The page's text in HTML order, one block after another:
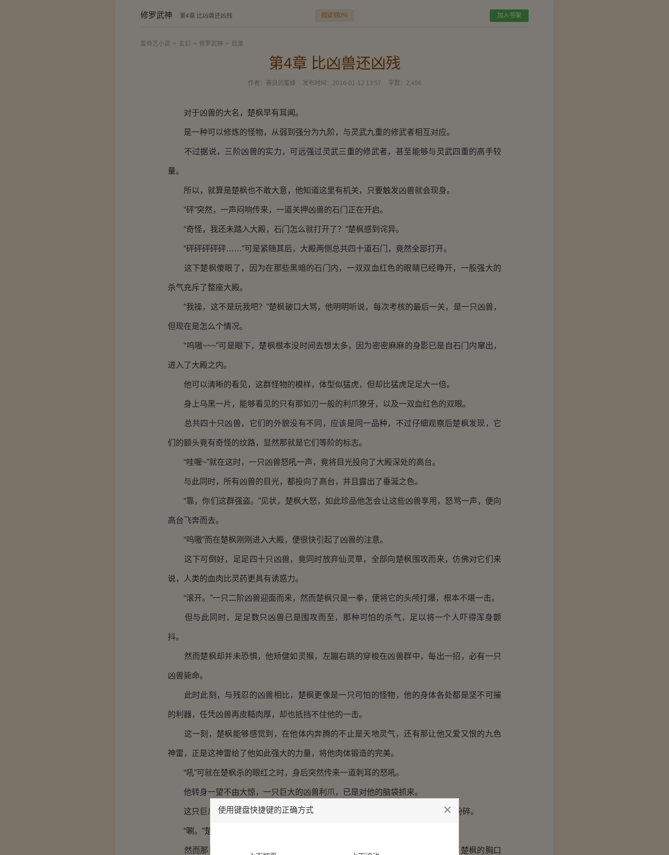
修罗武神 第4章 比凶兽还凶残 阅读到0% 加入书架
爱奇艺小说 > 玄幻 > 修罗武神 > 目录
第4章 比凶兽还凶残
作者： 善良的蜜蜂 发布时间： 2016-01-12 13:57 字数： 2,496
对于凶兽的大名，楚枫早有耳闻。
是一种可以修炼的怪物，从弱到强分为九阶，与灵武九重的修武者相互对应。
不过据说，三阶凶兽的实力，可远强过灵武三重的修武者，甚至能够与灵武四重的高手较
量。
所以，就算是楚枫也不敢大意，他知道这里有机关，只要触发凶兽就会现身。
“砰”突然，一声闷响传来，一道关押凶兽的石门正在开启。
“奇怪，我还未踏入大殿，石门怎么就打开了？”楚枫感到诧异。
“砰砰砰砰砰……”可是紧随其后，大殿两侧总共四十道石门，竟然全部打开。
这下楚枫傻眼了，因为在那些黑暗的石门内，一双双血红色的眼睛已经睁开，一股强大的
杀气充斥了整座大殿。
“我操，这不是玩我吧？”楚枫破口大骂，他明明听说，每次考核的最后一关，是一只凶兽，
但现在是怎么个情况。
“呜嗷~~~”可是眼下，楚枫根本没时间去想太多，因为密密麻麻的身影已是自石门内窜出，
进入了大殿之内。
他可以清晰的看见，这群怪物的模样，体型似猛虎，但却比猛虎足足大一倍。
身上乌黑一片，能够看见的只有那如刃一般的利爪獠牙，以及一双血红色的双眼。
总共四十只凶兽，它们的外貌没有不同，应该是同一品种，不过仔细观察后楚枫发现，它
们的额头竟有奇怪的纹路，显然那就是它们等阶的标志。
“哇喔~”就在这时，一只凶兽怒吼一声，竟将目光投向了大殿深处的高台。
与此同时，所有凶兽的目光，都投向了高台，并且露出了垂涎之色。
“靠，你们这群强盗。”见状，楚枫大怒，如此珍品他怎会让这些凶兽享用，怒骂一声，便向
高台飞奔而去。
“呜嗷”而在楚枫刚刚进入大殿，便很快引起了凶兽的注意。
这下可倒好，足足四十只凶兽，竟同时放弃仙灵草，全部向楚枫围攻而来，仿佛对它们来
说，人类的血肉比灵药更具有诱惑力。
“滚开。”一只二阶凶兽迎面而来，然而楚枫只是一拳，便将它的头颅打爆，根本不堪一击。
但与此同时，足足数只凶兽已是围攻而至，那种可怕的杀气，足以将一个人吓得浑身颤
抖。
然而楚枫却并未恐惧，他矫健如灵猴，左蹦右跳的穿梭在凶兽群中，每出一招，必有一只
凶兽毙命。
此时此刻，与残忍的凶兽相比，楚枫更像是一只可怕的怪物，他的身体各处都是坚不可摧
的利器，任凭凶兽再皮糙肉厚，却也抵挡不住他的一击。
这一刻，楚枫能够感觉到，在他体内奔腾的不止是天地灵气，还有那让他又爱又恨的九色
神雷，正是这神雷给了他如此强大的力量，将他肉体锻造的完美。
“吼”可就在楚枫杀的眼红之时，身后突然传来一道刺耳的怒吼。
他转身一望不由大惊，一只巨大的凶兽利爪，已是对他的脑袋抓来。
这只巨爪与众不同，比起其他凶兽不知强大多少倍，若是被它抓中，脑袋定要粉碎。
“唰。”楚枫下意识的便向后一窜，想要躲开这道巨爪。
然而那巨爪速度实在太快，楚枫的脑袋虽然躲开了攻击，但它却狠狠的抓在了楚枫的胸口
使用键盘快捷键的正确方式